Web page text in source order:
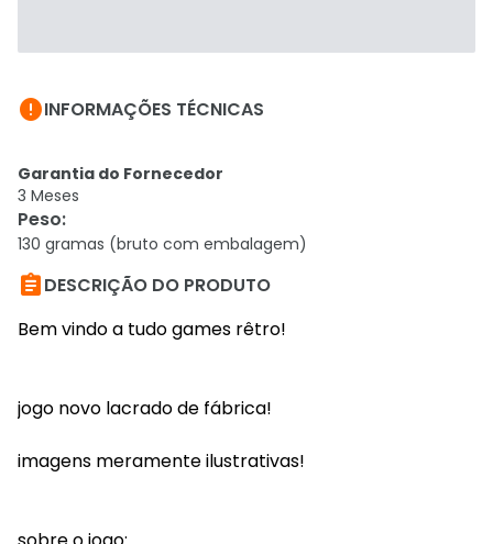
INFORMAÇÕES TÉCNICAS
Garantia do Fornecedor
3 Meses
Peso:
130 gramas (bruto com embalagem)
DESCRIÇÃO DO PRODUTO
Bem vindo a tudo games rêtro!
jogo novo lacrado de fábrica!
imagens meramente ilustrativas!